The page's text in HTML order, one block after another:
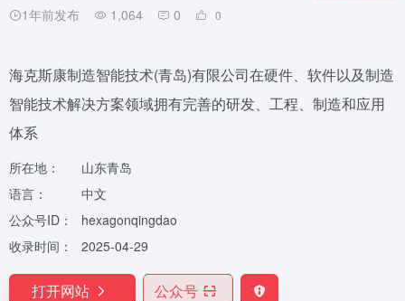
1年前发布 1,064 0 0
海克斯康制造智能技术(青岛)有限公司在硬件、软件以及制造
智能技术解决方案领域拥有完善的研发、工程、制造和应用
体系
所在地：
山东青岛
语言：
中文
公众号ID：
hexagonqingdao
收录时间：
2025-04-29
打开网站 公众号